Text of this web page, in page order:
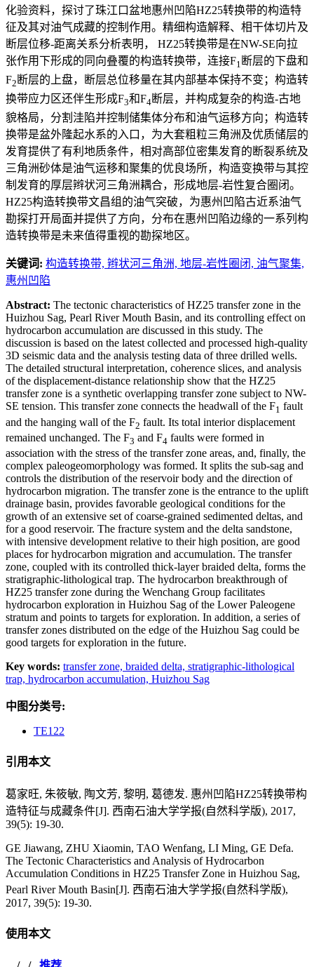
化验资料，探讨了珠江口盆地惠州凹陷HZ25转换带的构造特
征及其对油气成藏的控制作用。精细构造解释、相干体切片及
断层位移-距离关系分析表明， HZ25转换带是在NW-SE向拉
张作用下形成的同向叠覆的构造转换带，连接F1 断层的下盘和
F2 断层的上盘，断层总位移量在其内部基本保持不变；构造转
换带应力区还伴生形成F3和F4断层，并构成复杂的构造-古地
貌格局，分割洼陷并控制储集体分布和油气运移方向；构造转
换带是盆外隆起水系的入口，为大套粗粒三角洲及优质储层的
发育提供了有利地质条件，相对高部位密集发育的断裂系统及
三角洲砂体是油气运移和聚集的优良场所，构造变换带与其控
制发育的厚层辫状河三角洲耦合，形成地层-岩性复合圈闭。
HZ25构造转换带文昌组的油气突破，为惠州凹陷古近系油气
勘探打开局面并提供了方向，分布在惠州凹陷边缘的一系列构
造转换带是未来值得重视的勘探地区。
关键词: 构造转换带, 辫状河三角洲, 地层-岩性圈闭, 油气聚集,
惠州凹陷
Abstract: The tectonic characteristics of HZ25 transfer zone in the
Huizhou Sag, Pearl River Mouth Basin, and its controlling effect on
hydrocarbon accumulation are discussed in this study. The
discussion is based on the latest collected and processed high-quality
3D seismic data and the analysis testing data of three drilled wells.
The detailed structural interpretation, coherence slices, and analysis
of the displacement-distance relationship show that the HZ25
transfer zone is a synthetic overlapping transfer zone subject to NW-
SE tension. This transfer zone connects the headwall of the F1 fault
and the hanging wall of the F2 fault. Its total interior displacement
remained unchanged. The F3 and F4 faults were formed in
association with the stress of the transfer zone areas, and, finally, the
complex paleogeomorphology was formed. It splits the sub-sag and
controls the distribution of the reservoir body and the direction of
hydrocarbon migration. The transfer zone is the entrance to the uplift
drainage basin, provides favorable geological conditions for the
growth of an extensive set of coarse-grained sedimented deltas, and
for a good reservoir. The fracture system and the delta sandstone,
with intensive development relative to their high position, are good
places for hydrocarbon migration and accumulation. The transfer
zone, coupled with its controlled thick-layer braided delta, forms the
stratigraphic-lithological trap. The hydrocarbon breakthrough of
HZ25 transfer zone during the Wenchang Group facilitates
hydrocarbon exploration in Huizhou Sag of the Lower Paleogene
stratum and points to targets for exploration. In addition, a series of
transfer zones distributed on the edge of the Huizhou Sag could be
good targets for exploration in the future.
Key words: transfer zone, braided delta, stratigraphic-lithological
trap, hydrocarbon accumulation, Huizhou Sag
中图分类号:
TE122
引用本文
葛家旺, 朱筱敏, 陶文芳, 黎明, 葛德发. 惠州凹陷HZ25转换带构
造特征与成藏条件[J]. 西南石油大学学报(自然科学版), 2017,
39(5): 19-30.
GE Jiawang, ZHU Xiaomin, TAO Wenfang, LI Ming, GE Defa.
The Tectonic Characteristics and Analysis of Hydrocarbon
Accumulation Conditions in HZ25 Transfer Zone in Huizhou Sag,
Pearl River Mouth Basin[J]. 西南石油大学学报(自然科学版),
2017, 39(5): 19-30.
使用本文